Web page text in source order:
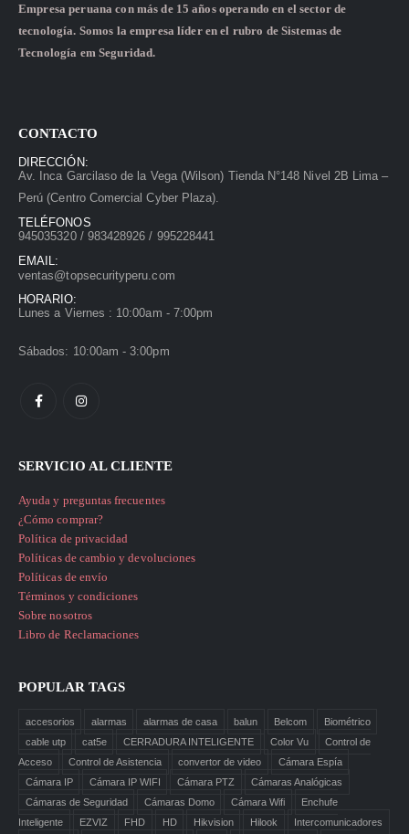
Empresa peruana con más de 15 años operando en el sector de
tecnología. Somos la empresa líder en el rubro de Sistemas de
Tecnología em Seguridad.
CONTACTO
DIRECCIÓN:
Av. Inca Garcilaso de la Vega (Wilson) Tienda N°148 Nivel 2B Lima –
Perú (Centro Comercial Cyber Plaza).
TELÉFONOS
945035320 / 983428926 / 995228441
EMAIL:
ventas@topsecurityperu.com
HORARIO:
Lunes a Viernes : 10:00am - 7:00pm
Sábados: 10:00am - 3:00pm
SERVICIO AL CLIENTE
Ayuda y preguntas frecuentes
¿Cómo comprar?
Política de privacidad
Políticas de cambio y devoluciones
Políticas de envío
Términos y condiciones
Sobre nosotros
Libro de Reclamaciones
POPULAR TAGS
accesorios alarmas alarmas de casa balun Belcom
Biométrico
cable utp
cat5e CERRADURA INTELIGENTE Color Vu
Control de
Acceso
Control de Asistencia convertor de video
Cámara Espía
Cámara IP
Cámara IP WIFI Cámara PTZ
Cámaras Analógicas
Cámaras de Seguridad
Cámaras Domo Cámara Wifi
Enchufe
Inteligente
EZVIZ FHD HD Hikvision Hilook Intercomunicadores